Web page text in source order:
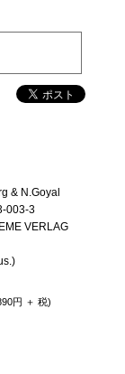
& N.Goyal
003-3
VERLAG
円 ＋ 税)